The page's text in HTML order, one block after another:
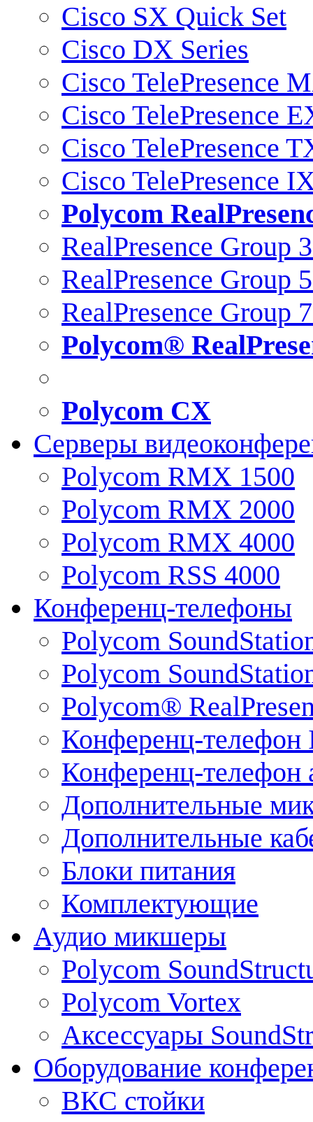
Cisco SX Quick Set
Cisco DX Series
Cisco TelePresence
Cisco TelePresence
Cisco TelePresence
Cisco TelePresence
Polycom
RealPresence Group
RealPresence Group
RealPresence Group
Polycom®
Polycom CX
Серверы
Polycom RMX 1500
Polycom RMX 2000
Polycom RMX 4000
Polycom RSS 4000
Конференц-телефоны
Polycom
Polycom
Polycom®
Конференц-телефон
Конференц-телефон
Дополнительные
Дополнительные
Блоки питания
Комплектующие
Аудио микшеры
Polycom
Polycom Vortex
Аксессуары
Оборудование
ВКС стойки